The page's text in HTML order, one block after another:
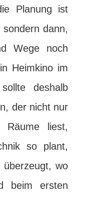
Planung ist
dann,
Wege noch
Heimkino im
deshalb
der nicht nur
Räume liest,
so plant,
wo
beim ersten